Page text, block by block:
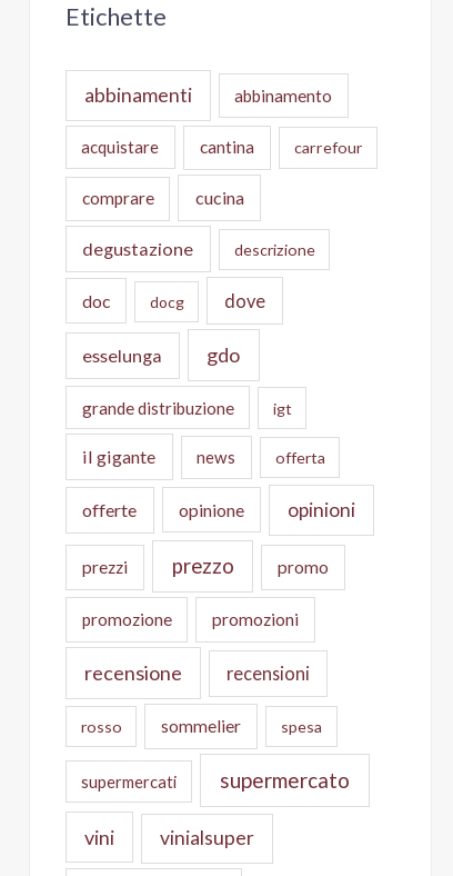
Etichette
abbinamenti abbinamento
acquistare cantina carrefour
comprare cucina
degustazione descrizione
doc docg dove
esselunga gdo
grande distribuzione igt
il gigante news offerta
offerte opinione opinioni
prezzi prezzo promo
promozione promozioni
recensione recensioni
rosso sommelier spesa
supermercati supermercato
vini vinialsuper